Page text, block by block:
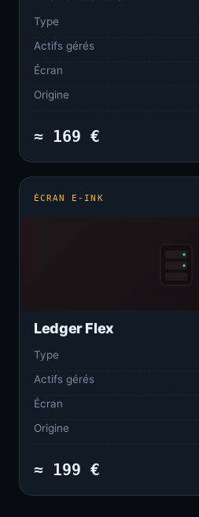
Type
Actifs gérés
Écran
Origine
≈ 169 €
ÉCRAN E-INK
Ledger Flex
Type
Actifs gérés
Écran
Origine
≈ 199 €